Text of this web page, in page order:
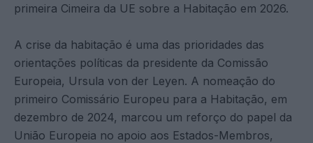
primeira Cimeira da UE sobre a Habitação em 2026.
A crise da habitação é uma das prioridades das
orientações políticas da presidente da Comissão
Europeia, Ursula von der Leyen. A nomeação do
primeiro Comissário Europeu para a Habitação, em
dezembro de 2024, marcou um reforço do papel da
União Europeia no apoio aos Estados-Membros,